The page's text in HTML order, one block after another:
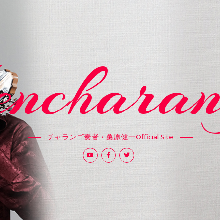
チャランゴ奏者・桑原健一Official Site